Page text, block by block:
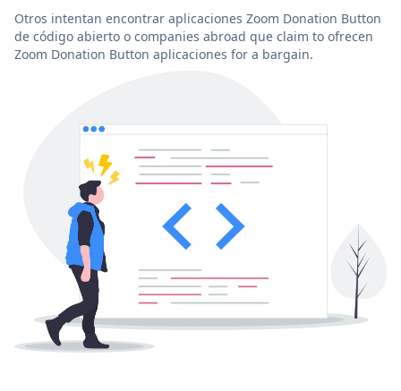
Otros intentan encontrar aplicaciones Zoom Donation Button
de código abierto o companies abroad que claim to ofrecen
Zoom Donation Button aplicaciones for a bargain.